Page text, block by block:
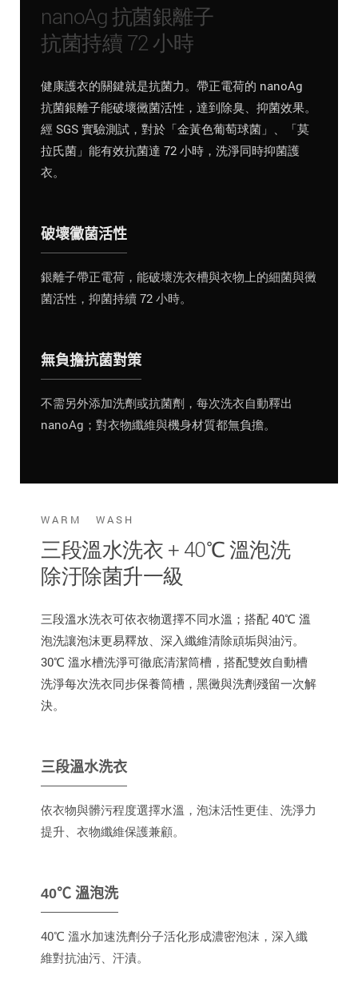
nanoAg 抗菌銀離子
抗菌持續 72 小時
健康護衣的關鍵就是抗菌力。帶正電荷的 nanoAg
抗菌銀離子能破壞黴菌活性，達到除臭、抑菌效果。
經 SGS 實驗測試，對於「金黃色葡萄球菌」、「莫
拉氏菌」能有效抗菌達 72 小時，洗淨同時抑菌護
衣。
破壞黴菌活性
銀離子帶正電荷，能破壞洗衣槽與衣物上的細菌與黴
菌活性，抑菌持續 72 小時。
無負擔抗菌對策
不需另外添加洗劑或抗菌劑，每次洗衣自動釋出
nanoAg；對衣物纖維與機身材質都無負擔。
WARM WASH
三段溫水洗衣 + 40℃ 溫泡洗
除汙除菌升一級
三段溫水洗衣可依衣物選擇不同水溫；搭配 40℃ 溫
泡洗讓泡沫更易釋放、深入纖維清除頑垢與油污。
30℃ 溫水槽洗淨可徹底清潔筒槽，搭配雙效自動槽
洗淨每次洗衣同步保養筒槽，黑黴與洗劑殘留一次解
決。
三段溫水洗衣
依衣物與髒污程度選擇水溫，泡沫活性更佳、洗淨力
提升、衣物纖維保護兼顧。
40℃ 溫泡洗
40℃ 溫水加速洗劑分子活化形成濃密泡沫，深入纖
維對抗油污、汗漬。